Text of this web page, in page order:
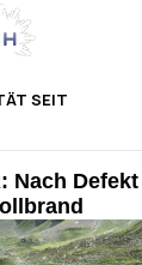
Nach